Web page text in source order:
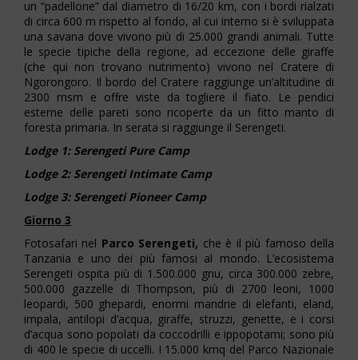
un “padellone” dal diametro di 16/20 km, con i bordi rialzati
di circa 600 m rispetto al fondo, al cui interno si è sviluppata
una savana dove vivono più di 25.000 grandi animali. Tutte
le specie tipiche della regione, ad eccezione delle giraffe
(che qui non trovano nutrimento) vivono nel Cratere di
Ngorongoro. Il bordo del Cratere raggiunge un’altitudine di
2300 msm e offre viste da togliere il fiato. Le pendici
esterne delle pareti sono ricoperte da un fitto manto di
foresta primaria. In serata si raggiunge il Serengeti.
Lodge 1: Serengeti Pure Camp
Lodge 2: Serengeti Intimate Camp
Lodge 3: Serengeti Pioneer Camp
Giorno 3
Fotosafari nel Parco Serengeti, che è il più famoso della
Tanzania e uno dei più famosi al mondo. L’ecosistema
Serengeti ospita più di 1.500.000 gnu, circa 300.000 zebre,
500.000 gazzelle di Thompson, più di 2700 leoni, 1000
leopardi, 500 ghepardi, enormi mandrie di elefanti, eland,
impala, antilopi d’acqua, giraffe, struzzi, genette, e i corsi
d’acqua sono popolati da coccodrilli e ippopotami; sono più
di 400 le specie di uccelli. I 15.000 kmq del Parco Nazionale